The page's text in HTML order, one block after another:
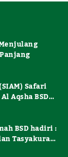
Safari
Aqsha BSD
Waktu
BSD hadiri :
Tasyakuran
Makaz